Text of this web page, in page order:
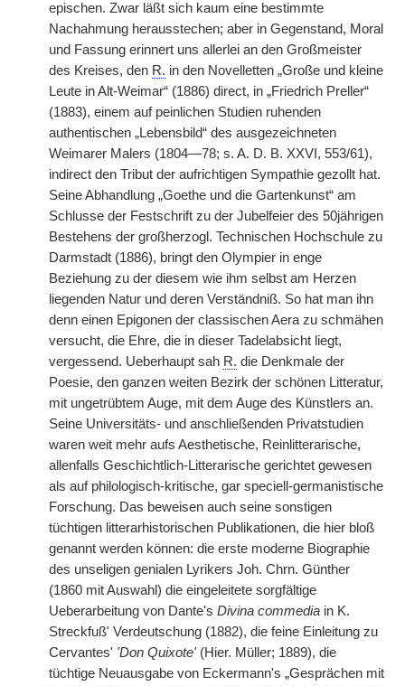
epischen. Zwar läßt sich kaum eine bestimmte
Nachahmung herausstechen; aber in Gegenstand, Moral
und Fassung erinnert uns allerlei an den Großmeister
des Kreises, den R. in den Novelletten „Große und kleine
Leute in Alt-Weimar“ (1886) direct, in „Friedrich Preller“
(1883), einem auf peinlichen Studien ruhenden
authentischen „Lebensbild“ des ausgezeichneten
Weimarer Malers (1804—78; s. A. D. B. XXVI, 553/61),
indirect den Tribut der aufrichtigen Sympathie gezollt hat.
Seine Abhandlung „Goethe und die Gartenkunst“ am
Schlusse der Festschrift zu der Jubelfeier des 50jährigen
Bestehens der großherzogl. Technischen Hochschule zu
Darmstadt (1886), bringt den Olympier in enge
Beziehung zu der diesem wie ihm selbst am Herzen
liegenden Natur und deren Verständniß. So hat man ihn
denn einen Epigonen der classischen Aera zu schmähen
versucht, die Ehre, die in dieser Tadelabsicht liegt,
vergessend. Ueberhaupt sah R. die Denkmale der
Poesie, den ganzen weiten Bezirk der schönen Litteratur,
mit ungetrübtem Auge, mit dem Auge des Künstlers an.
Seine Universitäts- und anschließenden Privatstudien
waren weit mehr aufs Aesthetische, Reinlitterarische,
allenfalls Geschichtlich-Litterarische gerichtet gewesen
als auf philologisch-kritische, gar speciell-germanistische
Forschung. Das beweisen auch seine sonstigen
tüchtigen litterarhistorischen Publikationen, die hier bloß
genannt werden können: die erste moderne Biographie
des unseligen genialen Lyrikers Joh. Chrn. Günther
(1860 mit Auswahl) die eingeleitete sorgfältige
Ueberarbeitung von Dante's Divina commedia in K.
Streckfuß' Verdeutschung (1882), die feine Einleitung zu
Cervantes' 'Don Quixote'(Hier. Müller; 1889), die
tüchtige Neuausgabe von Eckermann's „Gesprächen mit